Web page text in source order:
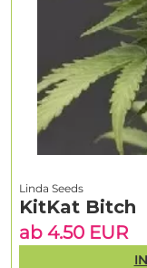
Linda Seeds
KitKat Bitch
ab 4.50 EUR